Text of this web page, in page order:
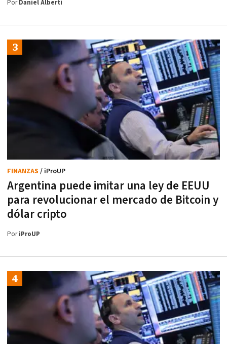
PorDaniel Alberti
Argentina puede imitar una ley de EEUU
para revolucionar el mercado de Bitcoin y
dólar cripto
FINANZAS / iProUP
PoriProUP